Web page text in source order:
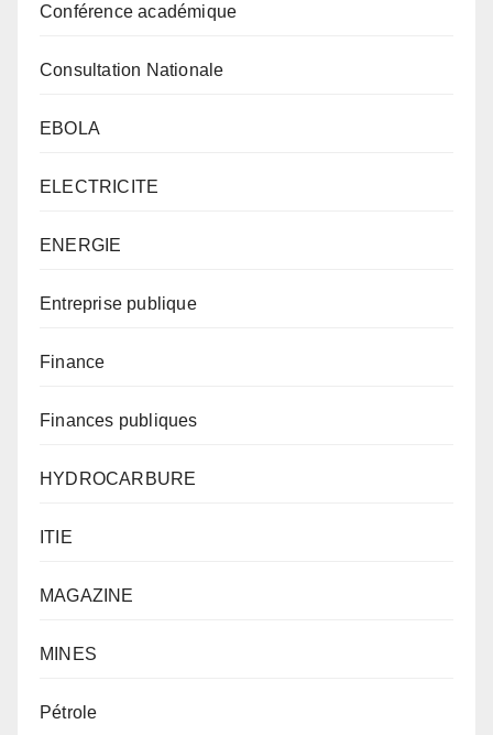
Conférence académique
Consultation Nationale
EBOLA
ELECTRICITE
ENERGIE
Entreprise publique
Finance
Finances publiques
HYDROCARBURE
ITIE
MAGAZINE
MINES
Pétrole